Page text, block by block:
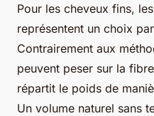
Pour les cheveux fins,
représentent un choix
Contrairement aux
peuvent peser sur la
répartit le poids de
Un volume naturel sans